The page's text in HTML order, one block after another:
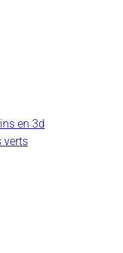
en 3d
verts